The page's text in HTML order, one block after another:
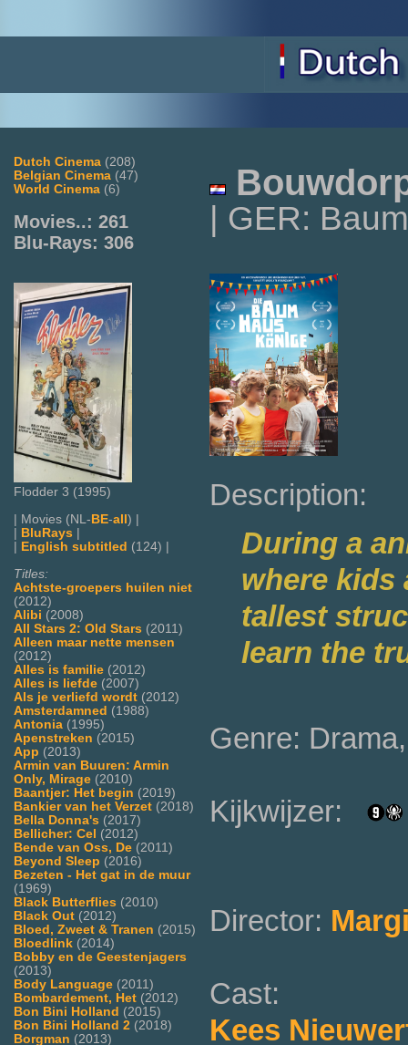
Dutch Cinema (208)
Belgian Cinema (47)
World Cinema (6)
Movies..: 261
Blu-Rays: 306
Flodder 3 (1995)
| Movies (NL- BE-all ) |
BluRays
English subtitled (124) |
Titles:
Achtste-groepers huilen niet
(2012)
Alibi (2008)
All Stars 2: Old Stars (2011)
Alleen maar nette mensen
(2012)
Alles is familie (2012)
Alles is liefde (2007)
Als je verliefd wordt (2012)
Amsterdamned (1988)
Antonia (1995)
Apenstreken (2015)
App (2013)
Armin van Buuren: Armin
Only, Mirage (2010)
Baantjer: Het begin (2019)
Bankier van het Verzet (2018)
Bella Donna's (2017)
Bellicher: Cel (2012)
Bende van Oss, De (2011)
Beyond Sleep (2016)
Bezeten - Het gat in de muur
(1969)
Black Butterflies (2010)
Black Out (2012)
Bloed, Zweet & Tranen (2015)
Bloedlink (2014)
Bobby en de Geestenjagers
(2013)
Body Language (2011)
Bombardement, Het (2012)
Bon Bini Holland (2015)
Bon Bini Holland 2 (2018)
Borgman (2013)
| GER:
Description:
During a
where kids
tallest
learn the
Genre:
Kijkwijzer:
Director:
Cast:
Kees